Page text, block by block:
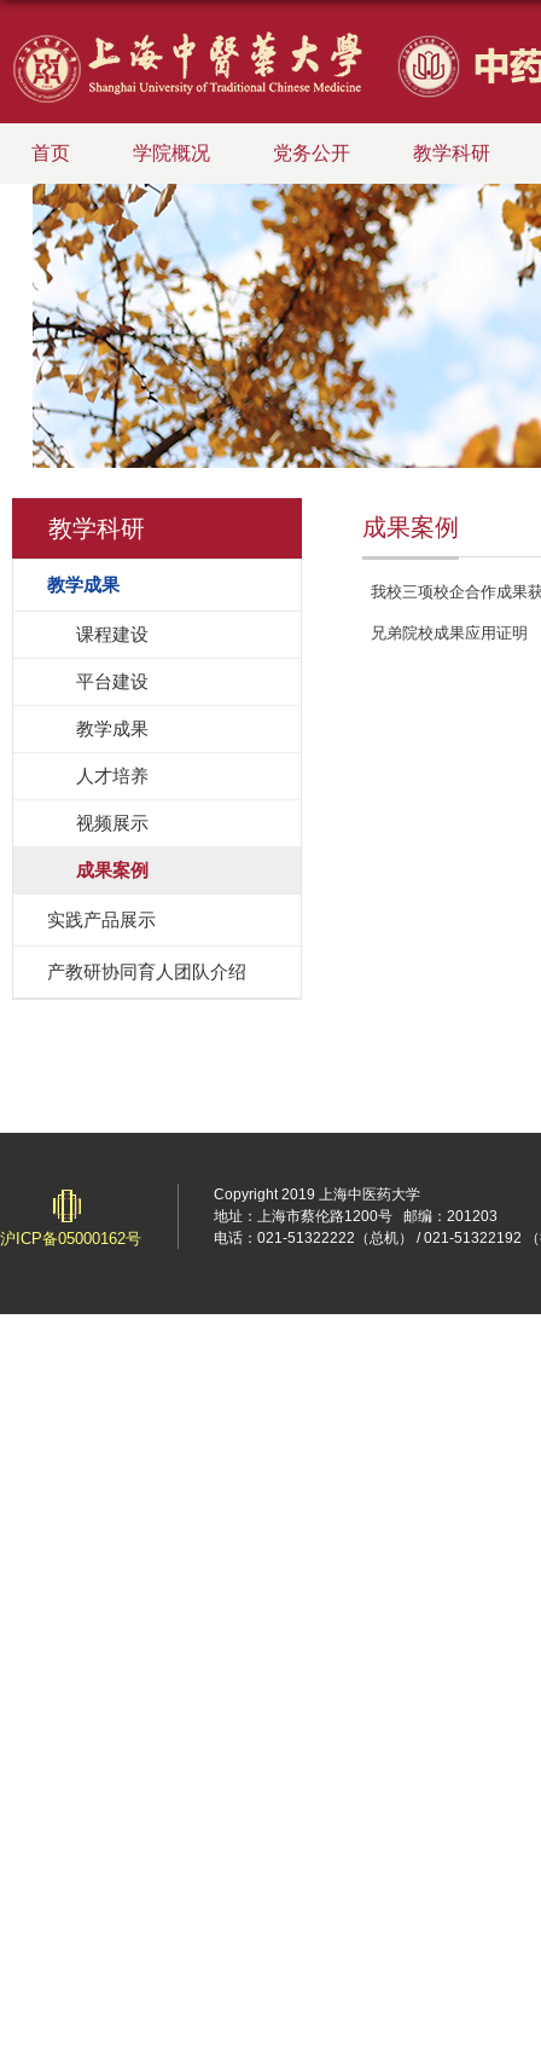
首页 学院概况 党务公开 教学科研
教学科研
教学成果
课程建设
平台建设
教学成果
人才培养
视频展示
成果案例
实践产品展示
产教研协同育人团队介绍
成果案例
我校三项校企合作成果
兄弟院校成果应用证明
沪ICP备05000162号
Copyright 2019 上海中医药大学
地址：上海市蔡伦路1200号
邮编：201203
电话：021-51322222（总机） / 021-51322192